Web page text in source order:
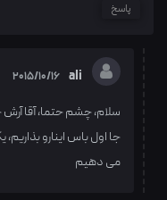
پاسخ
ali
2015/10/16
سلام، چشم حتما، آقا
جا اول باس اینارو
می دهیم